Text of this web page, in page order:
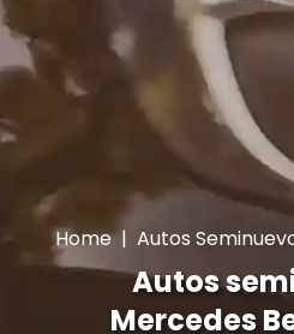
Home | Autos
Autos
Mercedes